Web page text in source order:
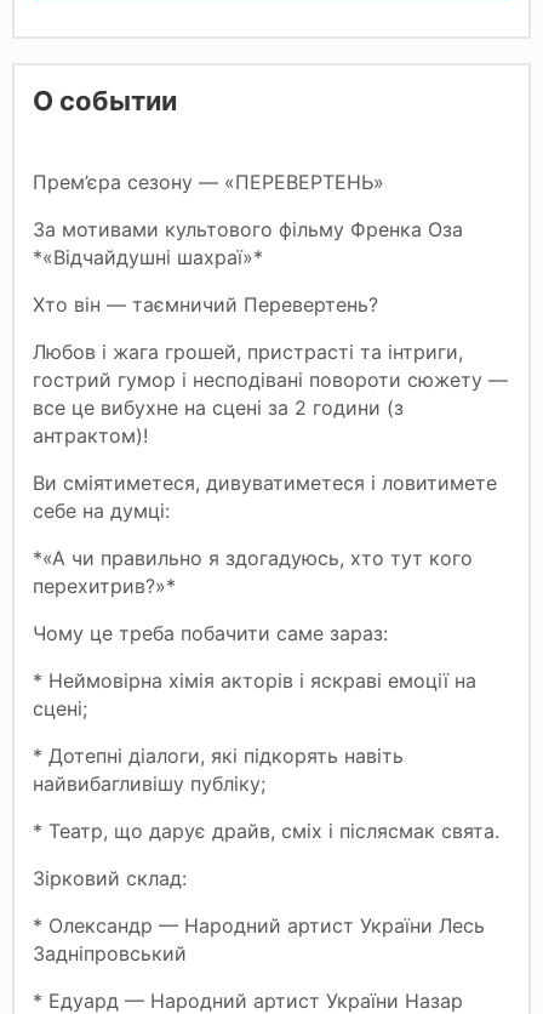
О событии
Прем’єра сезону — «ПЕРЕВЕРТЕНЬ»
За мотивами культового фільму Френка Оза
*«Відчайдушні шахраї»*
Хто він — таємничий Перевертень?
Любов і жага грошей, пристрасті та інтриги,
гострий гумор і несподівані повороти сюжету —
все це вибухне на сцені за 2 години (з
антрактом)!
Ви сміятиметеся, дивуватиметеся і ловитимете
себе на думці:
*«А чи правильно я здогадуюсь, хто тут кого
перехитрив?»*
Чому це треба побачити саме зараз:
* Неймовірна хімія акторів і яскраві емоції на
сцені;
* Дотепні діалоги, які підкорять навіть
найвибагливішу публіку;
* Театр, що дарує драйв, сміх і післясмак свята.
Зірковий склад:
* Олександр — Народний артист України Лесь
Задніпровський
* Едуард — Народний артист України Назар